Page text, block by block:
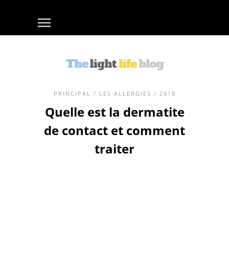
PRINCIPAL / LES ALLERGIES / 2018
Quelle est la dermatite
de contact et comment
traiter